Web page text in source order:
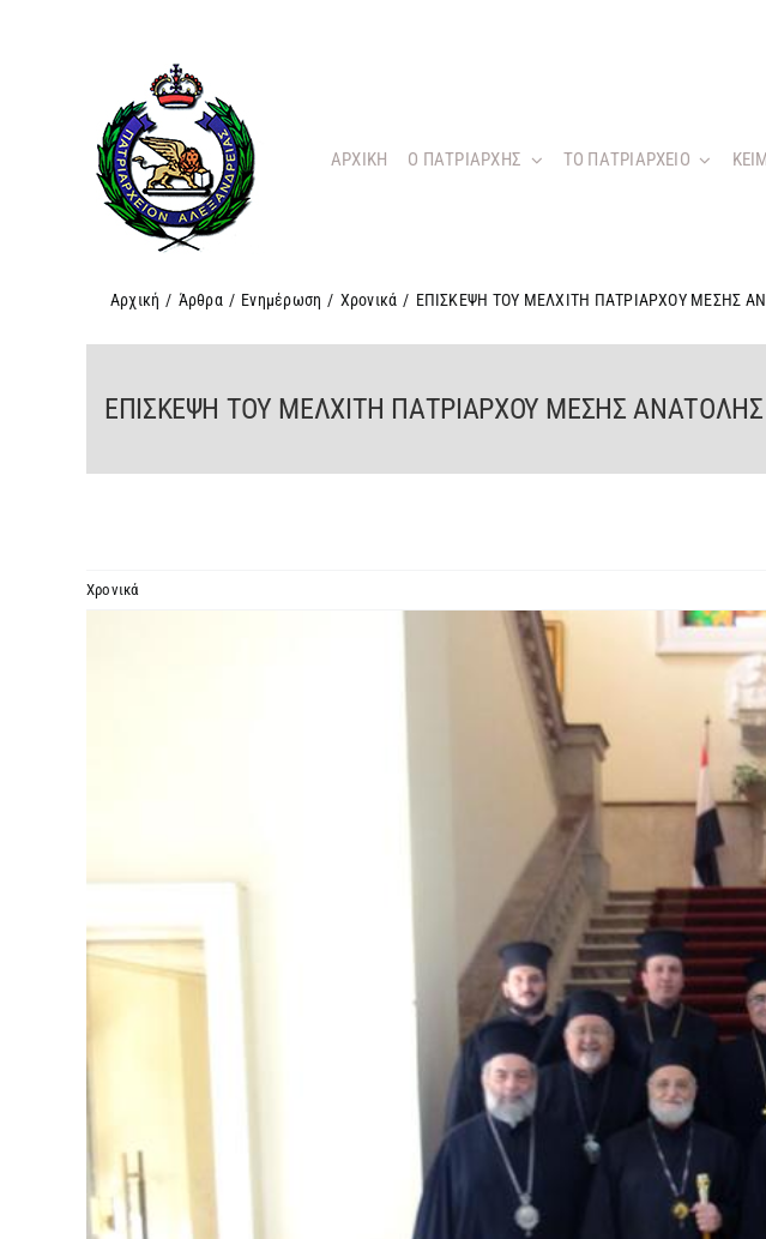
ΑΡΧΙΚΗ O ΠΑΤΡΙΑΡΧΗΣ ΤΟ ΠΑΤΡΙΑΡΧΕΙΟ
Αρχική / Άρθρα / Ενημέρωση / Χρονικά / ΕΠΙΣΚΕΨΗ ΤΟΥ ΜΕΛΧΙΤΗ ΠΑΤΡΙΑΡΧΟΥ ΜΕΣΗΣ
ΕΠΙΣΚΕΨΗ ΤΟΥ ΜΕΛΧΙΤΗ ΠΑΤΡΙΑΡΧΟΥ ΜΕΣΗΣ
Χρονικά